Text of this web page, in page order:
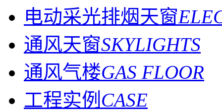
电动采光排烟天窗
通风天窗SKYLIGHTS
通风气楼GAS FLOOR
工程实例 CASE